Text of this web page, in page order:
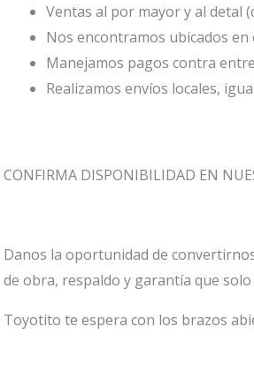
Ventas al por mayor y al detal
Nos encontramos ubicados
Manejamos pagos contra
Realizamos envíos locales,
CONFIRMA DISPONIBILIDAD EN
Danos la oportunidad de
de obra, respaldo y garantía que
Toyotito te espera con los brazos